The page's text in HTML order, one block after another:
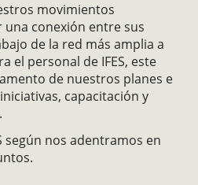
movimientos
conexión entre sus
de la red más amplia a
el personal de IFES, este
de nuestros planes e
capacitación y
según nos adentramos en